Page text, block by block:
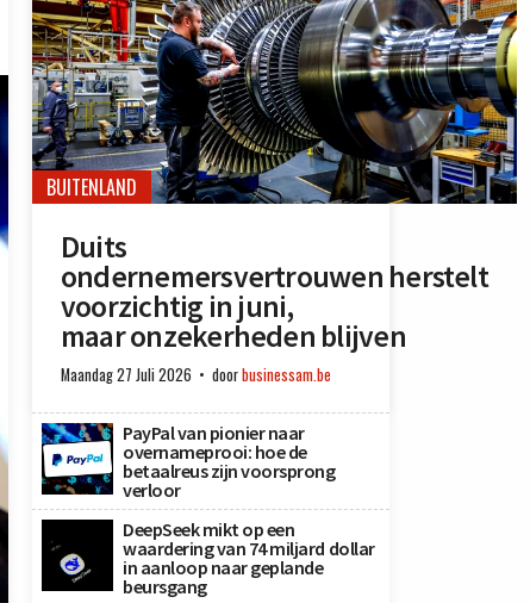
BUITENLAND
Duits
ondernemersvertrouwen herstelt
voorzichtig in juni,
maar onzekerheden blijven
Maandag 27 Juli 2026 doorbusinessam.be
PayPal van pionier naar
overnameprooi: hoe de
betaalreus zijn voorsprong
verloor
DeepSeek mikt op een
waardering van 74 miljard dollar
in aanloop naar geplande
beursgang